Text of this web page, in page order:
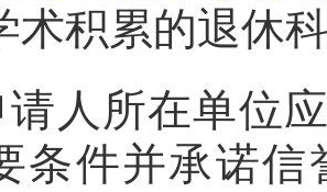
术积累的退休
请人所在单位
条件并承诺